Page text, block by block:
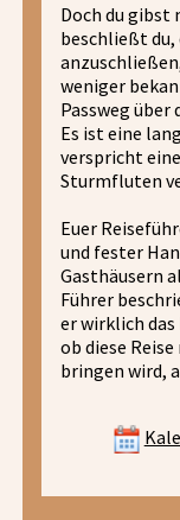
Doch du gibst
beschließt du,
weniger
Passweg über
Es ist eine
verspricht
Sturmfluten
Euer
und fester
Gasthäusern
Führer
er wirklich
ob diese
bringen wird,